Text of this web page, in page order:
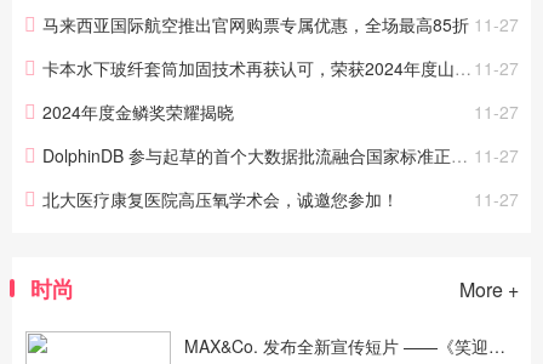
11-27
马来西亚国际航空推出官网购票专属优惠，全场最高85折
11-27
卡本水下玻纤套筒加固技术再获认可，荣获2024年度山东土木建筑科技进步一等奖！
11-27
2024年度金鳞奖荣耀揭晓
11-27
DolphinDB 参与起草的首个大数据批流融合国家标准正式发布！
11-27
北大医疗康复医院高压氧学术会，诚邀您参加！
时尚 More +
MAX&Co. 发布全新宣传短片 ——《笑迎挑战的MAX》